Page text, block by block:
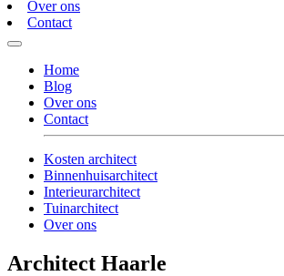
Over ons
Contact
Home
Blog
Over ons
Contact
Kosten architect
Binnenhuisarchitect
Interieurarchitect
Tuinarchitect
Over ons
Architect Haarle